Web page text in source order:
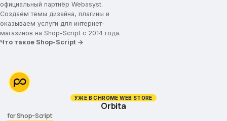
официальный партнёр Webasyst.
Создаём темы дизайна, плагины и
оказываем услуги для интернет-
магазинов на Shop-Script с 2014 года.
Что такое Shop-Script →
УЖЕ В CHROME WEB STORE
Orbita
for Shop-Script